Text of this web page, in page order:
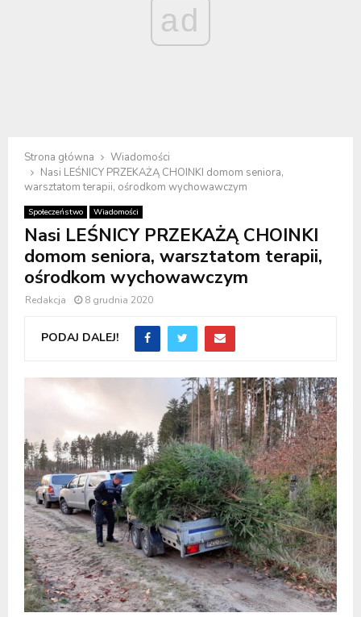
ad
Strona główna
Wiadomości
Nasi LEŚNICY PRZEKAŻĄ CHOINKI domom seniora,
warsztatom terapii, ośrodkom wychowawczym
Społeczeństwo Wiadomości
Nasi LEŚNICY PRZEKAŻĄ CHOINKI
domom seniora, warsztatom terapii,
ośrodkom wychowawczym
Redakcja 8 grudnia 2020
PODAJ DALEJ!